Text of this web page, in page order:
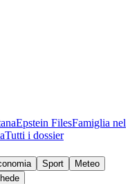
Epstein FilesFamiglia nel
Tutti i dossier
Sport
Meteo